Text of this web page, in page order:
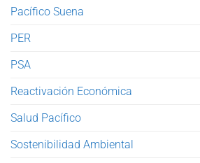
Pacífico Suena
PER
PSA
Reactivación Económica
Salud Pacífico
Sostenibilidad Ambiental